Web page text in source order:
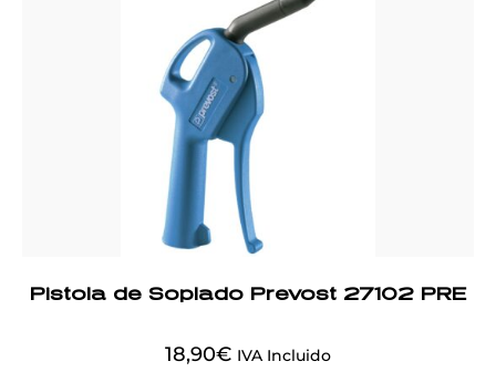
Pistola de Soplado Prevost 27102 PRE
18,90€ IVA Incluido